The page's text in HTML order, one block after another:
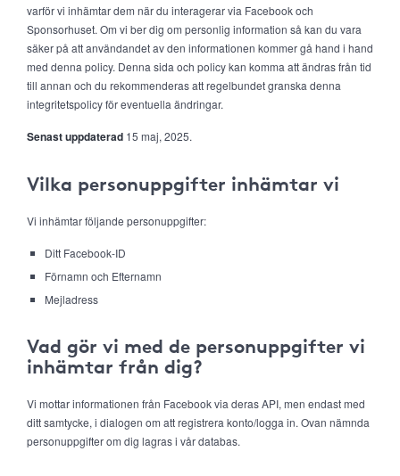
varför vi inhämtar dem när du interagerar via Facebook och
Sponsorhuset. Om vi ber dig om personlig information så kan du vara
säker på att användandet av den informationen kommer gå hand i hand
med denna policy. Denna sida och policy kan komma att ändras från tid
till annan och du rekommenderas att regelbundet granska denna
integritetspolicy för eventuella ändringar.
Senast uppdaterad 15 maj, 2025.
Vilka personuppgifter inhämtar vi
Vi inhämtar följande personuppgifter:
Ditt Facebook-ID
Förnamn och Efternamn
Mejladress
Vad gör vi med de personuppgifter vi
inhämtar från dig?
Vi mottar informationen från Facebook via deras API, men endast med
ditt samtycke, i dialogen om att registrera konto/logga in. Ovan nämnda
personuppgifter om dig lagras i vår databas.